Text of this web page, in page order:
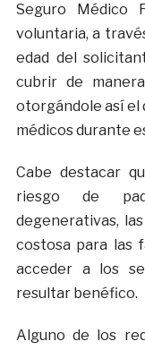
Seguro Médico
voluntaria, a
edad del
cubrir de
otorgándole así el
médicos durante
Cabe destacar
riesgo de
degenerativas,
costosa para las
acceder a los
resultar benéfico.
Alguno de los